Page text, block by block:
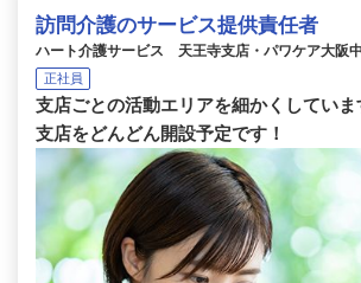
訪問介護のサービス提供責任者
ハート介護サービス 天王寺支店・パワケア大阪
正社員
支店ごとの活動エリアを細かくしてい
支店をどんどん開設予定です！